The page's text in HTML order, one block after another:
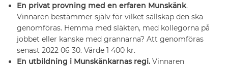
En privat provning med en erfaren Munskänk.
Vinnaren bestämmer själv för vilket sällskap den ska
genomföras. Hemma med släkten, med kollegorna på
jobbet eller kanske med grannarna? Att genomföras
senast 2022 06 30. Värde 1 400 kr.
En utbildning i Munskänkarnas regi. Vinnaren